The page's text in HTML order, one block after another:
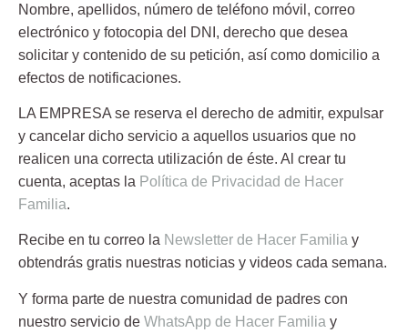
Nombre, apellidos, número de teléfono móvil, correo
electrónico y fotocopia del DNI, derecho que desea
solicitar y contenido de su petición, así como domicilio a
efectos de notificaciones.
LA EMPRESA se reserva el derecho de admitir, expulsar
y cancelar dicho servicio a aquellos usuarios que no
realicen una correcta utilización de éste. Al crear tu
cuenta, aceptas la Política de Privacidad de Hacer
Familia.
Recibe en tu correo la Newsletter de Hacer Familia y
obtendrás gratis nuestras noticias y videos cada semana.
Y forma parte de nuestra comunidad de padres con
nuestro servicio de WhatsApp de Hacer Familia y